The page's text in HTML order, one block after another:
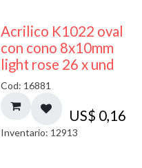
Acrilico K1022 oval
con cono 8x10mm
light rose 26 x und
Cod: 16881
US$ 0,16
Inventario: 12913